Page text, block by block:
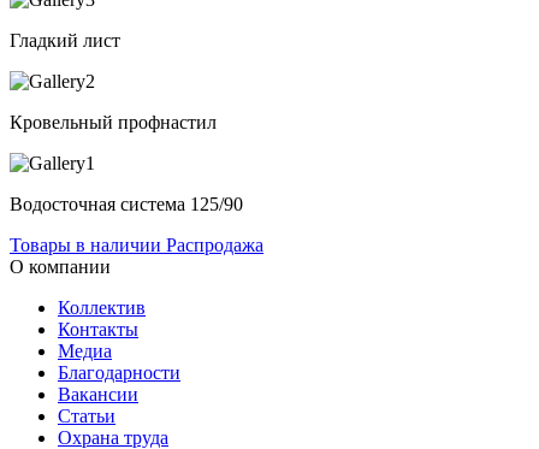
Гладкий лист
Кровельный профнастил
Водосточная система 125/90
Товары в наличии Распродажа
О компании
Коллектив
Контакты
Медиа
Благодарности
Вакансии
Статьи
Охрана труда